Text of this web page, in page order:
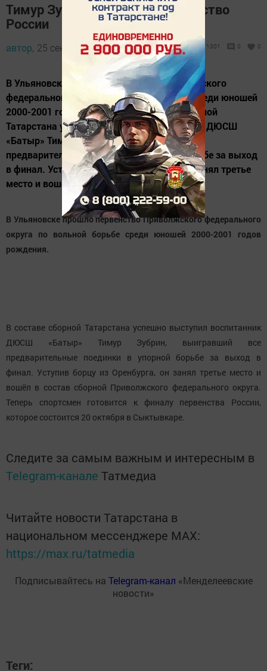
Тимур Зубрин поедет на первенство
России
автор, 25 сентября 2015 - 05:23 1301 0 0
В Ульяновске прошло первенство Приволжского
федерального округа по вольной борьбе среди юношей
2000-2001 годов рождения. В составе сборной
Татарстана успешно выступил воспитанник ДЮСШ
«Батыр» Тимур Зубрин, выигравший все
предварительные поединки в упорной борьбе за выход
в финал. Уступив борцу из Оренбурга, он занял третье
место и вошёл в состав сборной...
В Ульяновске прошло первенство Приволжского федерального
округа по вольной борьбе среди юношей 2000-2001 годов
рождения.
В составе сборной Татарстана успешно выступил воспитанник
ДЮСШ «Батыр» Тимур Зубрин, выигравший все
предварительные поединки в упорной борьбе за выход в
финал. Уступив борцу из Оренбурга, он занял третье место и
вошёл в состав сборной Приволжского федерального округа.
Теперь спортсмен готовится к финалу первенства России,
которое состоится 20 октября в Сыктывкаре.
Следите за самым важным и интересным в
Telegram-канале Татмедиа
Читайте новости Татарстана в
национальном мессенджере MАХ:
https://max.ru/tatmedia
Подписывайтесь на Telegram-канал «Менделеевские
новости»
Теги: